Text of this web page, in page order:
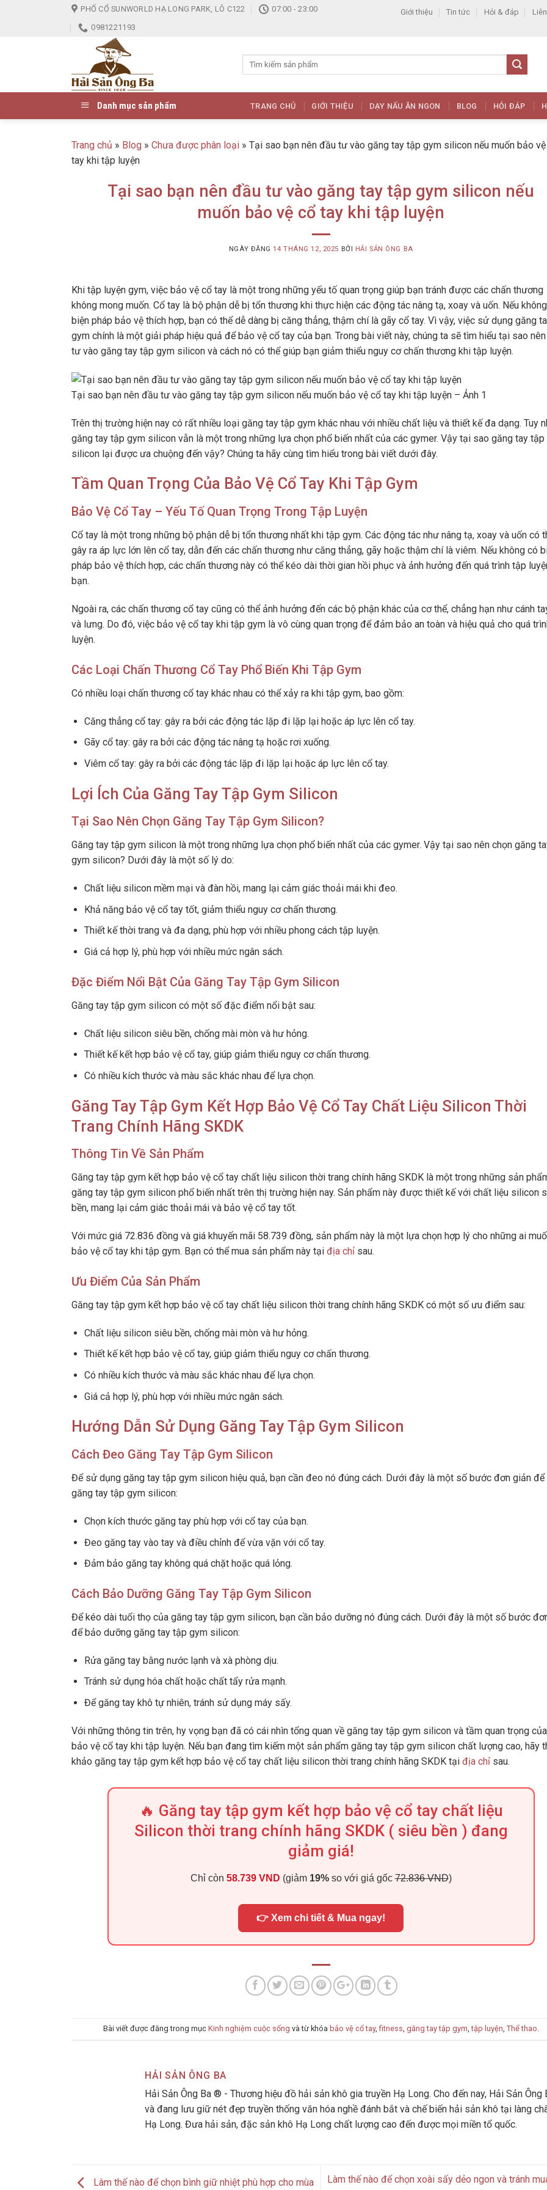
PHỐ CỔ SUNWORLD HẠ LONG PARK, LÔ C122
07:00 - 23:00
0981221193
Giới thiệu Tin tức Hỏi & đáp
Danh mục sản phẩm TRANG CHỦ GIỚI THIỆU DẠY NẤU ĂN NGON BLOG HỎI ĐÁP
Trang chủ » Blog » Chưa được phân loại » Tại sao bạn nên đầu tư vào găng tay tập gym silicon nếu muốn bảo
tay khi tập luyện
Tại sao bạn nên đầu tư vào găng tay tập gym silicon nếu
muốn bảo vệ cổ tay khi tập luyện
NGÀY ĐĂNG 14 THÁNG 12, 2025 BỞI HẢI SẢN ÔNG BA
Khi tập luyện gym, việc bảo vệ cổ tay là một trong những yếu tố quan trọng giúp bạn tránh được các chấn thương
không mong muốn. Cổ tay là bộ phận dễ bị tổn thương khi thực hiện các động tác nâng tạ, xoay và uốn. Nếu
biện pháp bảo vệ thích hợp, bạn có thể dễ dàng bị căng thẳng, thậm chí là gãy cổ tay. Vì vậy, việc sử dụng găng
gym chính là một giải pháp hiệu quả để bảo vệ cổ tay của bạn. Trong bài viết này, chúng ta sẽ tìm hiểu tại sao
tư vào găng tay tập gym silicon và cách nó có thể giúp bạn giảm thiểu nguy cơ chấn thương khi tập luyện.
Tại sao bạn nên đầu tư vào găng tay tập gym silicon nếu muốn bảo vệ cổ tay khi tập luyện – Ảnh 1
Trên thị trường hiện nay có rất nhiều loại găng tay tập gym khác nhau với nhiều chất liệu và thiết kế đa dạng. Tuy
găng tay tập gym silicon vẫn là một trong những lựa chọn phổ biến nhất của các gymer. Vậy tại sao găng tay tập
silicon lại được ưa chuộng đến vậy? Chúng ta hãy cùng tìm hiểu trong bài viết dưới đây.
Tầm Quan Trọng Của Bảo Vệ Cổ Tay Khi Tập Gym
Bảo Vệ Cổ Tay – Yếu Tố Quan Trọng Trong Tập Luyện
Cổ tay là một trong những bộ phận dễ bị tổn thương nhất khi tập gym. Các động tác như nâng tạ, xoay và uốn có
gây ra áp lực lớn lên cổ tay, dẫn đến các chấn thương như căng thẳng, gãy hoặc thậm chí là viêm. Nếu không có
pháp bảo vệ thích hợp, các chấn thương này có thể kéo dài thời gian hồi phục và ảnh hưởng đến quá trình tập
bạn.
Ngoài ra, các chấn thương cổ tay cũng có thể ảnh hưởng đến các bộ phận khác của cơ thể, chẳng hạn như cánh
và lưng. Do đó, việc bảo vệ cổ tay khi tập gym là vô cùng quan trọng để đảm bảo an toàn và hiệu quả cho quá
luyện.
Các Loại Chấn Thương Cổ Tay Phổ Biến Khi Tập Gym
Có nhiều loại chấn thương cổ tay khác nhau có thể xảy ra khi tập gym, bao gồm:
Căng thẳng cổ tay: gây ra bởi các động tác lặp đi lặp lại hoặc áp lực lên cổ tay.
Gãy cổ tay: gây ra bởi các động tác nâng tạ hoặc rơi xuống.
Viêm cổ tay: gây ra bởi các động tác lặp đi lặp lại hoặc áp lực lên cổ tay.
Lợi Ích Của Găng Tay Tập Gym Silicon
Tại Sao Nên Chọn Găng Tay Tập Gym Silicon?
Găng tay tập gym silicon là một trong những lựa chọn phổ biến nhất của các gymer. Vậy tại sao nên chọn găng
gym silicon? Dưới đây là một số lý do:
Chất liệu silicon mềm mại và đàn hồi, mang lại cảm giác thoải mái khi đeo.
Khả năng bảo vệ cổ tay tốt, giảm thiểu nguy cơ chấn thương.
Thiết kế thời trang và đa dạng, phù hợp với nhiều phong cách tập luyện.
Giá cả hợp lý, phù hợp với nhiều mức ngân sách.
Đặc Điểm Nổi Bật Của Găng Tay Tập Gym Silicon
Găng tay tập gym silicon có một số đặc điểm nổi bật sau:
Chất liệu silicon siêu bền, chống mài mòn và hư hỏng.
Thiết kế kết hợp bảo vệ cổ tay, giúp giảm thiểu nguy cơ chấn thương.
Có nhiều kích thước và màu sắc khác nhau để lựa chọn.
Găng Tay Tập Gym Kết Hợp Bảo Vệ Cổ Tay Chất Liệu Silicon Thời
Trang Chính Hãng SKDK
Thông Tin Về Sản Phẩm
Găng tay tập gym kết hợp bảo vệ cổ tay chất liệu silicon thời trang chính hãng SKDK là một trong những sản
găng tay tập gym silicon phổ biến nhất trên thị trường hiện nay. Sản phẩm này được thiết kế với chất liệu silicon
bền, mang lại cảm giác thoải mái và bảo vệ cổ tay tốt.
Với mức giá 72.836 đồng và giá khuyến mãi 58.739 đồng, sản phẩm này là một lựa chọn hợp lý cho những ai
bảo vệ cổ tay khi tập gym. Bạn có thể mua sản phẩm này tại địa chỉ sau.
Ưu Điểm Của Sản Phẩm
Găng tay tập gym kết hợp bảo vệ cổ tay chất liệu silicon thời trang chính hãng SKDK có một số ưu điểm sau:
Chất liệu silicon siêu bền, chống mài mòn và hư hỏng.
Thiết kế kết hợp bảo vệ cổ tay, giúp giảm thiểu nguy cơ chấn thương.
Có nhiều kích thước và màu sắc khác nhau để lựa chọn.
Giá cả hợp lý, phù hợp với nhiều mức ngân sách.
Hướng Dẫn Sử Dụng Găng Tay Tập Gym Silicon
Cách Đeo Găng Tay Tập Gym Silicon
Để sử dụng găng tay tập gym silicon hiệu quả, bạn cần đeo nó đúng cách. Dưới đây là một số bước đơn giản để
găng tay tập gym silicon:
Chọn kích thước găng tay phù hợp với cổ tay của bạn.
Đeo găng tay vào tay và điều chỉnh để vừa vặn với cổ tay.
Đảm bảo găng tay không quá chặt hoặc quá lỏng.
Cách Bảo Dưỡng Găng Tay Tập Gym Silicon
Để kéo dài tuổi thọ của găng tay tập gym silicon, bạn cần bảo dưỡng nó đúng cách. Dưới đây là một số bước
để bảo dưỡng găng tay tập gym silicon:
Rửa găng tay bằng nước lạnh và xà phòng dịu.
Tránh sử dụng hóa chất hoặc chất tẩy rửa mạnh.
Để găng tay khô tự nhiên, tránh sử dụng máy sấy.
Với những thông tin trên, hy vọng bạn đã có cái nhìn tổng quan về găng tay tập gym silicon và tầm quan trọng
bảo vệ cổ tay khi tập luyện. Nếu bạn đang tìm kiếm một sản phẩm găng tay tập gym silicon chất lượng cao, hãy
khảo găng tay tập gym kết hợp bảo vệ cổ tay chất liệu silicon thời trang chính hãng SKDK tại địa chỉ sau.
🔥 Găng tay tập gym kết hợp bảo vệ cổ tay chất liệu
Silicon thời trang chính hãng SKDK ( siêu bền ) đang
giảm giá!
Chỉ còn 58.739 VND (giảm 19%so với giá gốc72.836 VND)
👉 Xem chi tiết & Mua ngay!
Bài viết được đăng trong mục Kinh nghiệm cuộc sống và từ khóa bảo vệ cổ tay,fitness, găng tay tập gym,tập luyện, Thể thao.
HẢI SẢN ÔNG BA
Hải Sản Ông Ba ® - Thương hiệu đồ hải sản khô gia truyền Hạ Long. Cho đến nay, Hải Sản Ông
và đang lưu giữ nét đẹp truyền thống văn hóa nghề đánh bắt và chế biến hải sản khô tại làng
Hạ Long. Đưa hải sản, đặc sản khô Hạ Long chất lượng cao đến được mọi miền tổ quốc.
Làm thế nào để chọn bình giữ nhiệt phù hợp cho mùa Làm thế nào để chọn xoài sấy dẻo ngon và tránh